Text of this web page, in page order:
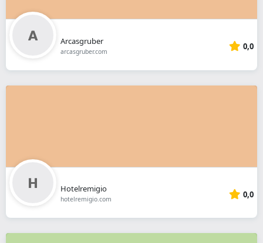
Arcasgruber
arcasgruber.com 0,0
Hotelremigio
hotelremigio.com 0,0